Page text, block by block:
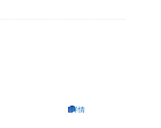
详情